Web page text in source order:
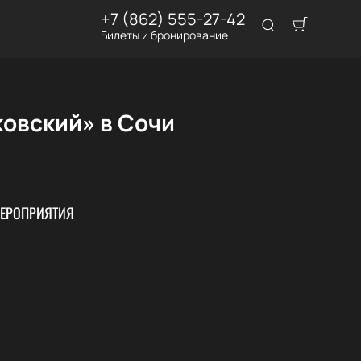
+7 (862) 555-27-42
Билеты и бронирование
в Сочи